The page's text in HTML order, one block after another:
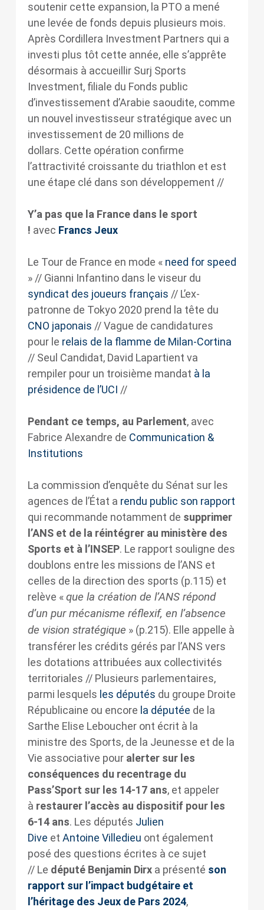
soutenir cette expansion, la PTO a mené
une levée de fonds depuis plusieurs mois.
Après Cordillera Investment Partners qui a
investi plus tôt cette année, elle s’apprête
désormais à accueillir Surj Sports
Investment, filiale du Fonds public
d’investissement d’Arabie saoudite, comme
un nouvel investisseur stratégique avec un
investissement de 20 millions de
dollars. Cette opération confirme
l’attractivité croissante du triathlon et est
une étape clé dans son développement //
Y’a pas que la France dans le sport
! avec Francs Jeux
Le Tour de France en mode « need for speed
» // Gianni Infantino dans le viseur du
syndicat des joueurs français // L’ex-
patronne de Tokyo 2020 prend la tête du
CNO japonais // Vague de candidatures
pour le relais de la flamme de Milan-Cortina
// Seul Candidat, David Lapartient va
rempiler pour un troisième mandat à la
présidence de l’UCI //
Pendant ce temps, au Parlement, avec
Fabrice Alexandre de Communication &
Institutions
La commission d’enquête du Sénat sur les
agences de l’État a rendu public son rapport
qui recommande notamment de supprimer
l’ANS et de la réintégrer au ministère des
Sports et à l’INSEP. Le rapport souligne des
doublons entre les missions de l’ANS et
celles de la direction des sports (p.115) et
relève «que la création de l’ANS répond
d’un pur mécanisme réflexif, en l’absence
de vision stratégique » (p.215). Elle appelle à
transférer les crédits gérés par l’ANS vers
les dotations attribuées aux collectivités
territoriales // Plusieurs parlementaires,
parmi lesquels les députés du groupe Droite
Républicaine ou encore la députée de la
Sarthe Elise Leboucher ont écrit à la
ministre des Sports, de la Jeunesse et de la
Vie associative pour alerter sur les
conséquences du recentrage du
Pass’Sport sur les 14-17 ans, et appeler
à restaurer l’accès au dispositif pour les
6-14 ans. Les députés Julien
Dive et Antoine Villedieu ont également
posé des questions écrites à ce sujet
// Le député Benjamin Dirx a présenté son
rapport sur l’impact budgétaire et
l’héritage des Jeux de Pars 2024,